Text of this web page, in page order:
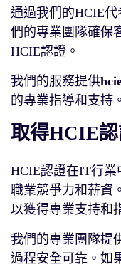
通過我們的HCIE
們的專業團隊確保
HCIE認證。
我們的服務提供
的專業指導和支持。
取得HCIE
HCIE認證在IT行
職業競爭力和薪資
以獲得專業支持和
我們的專業團隊提
過程安全可靠。如